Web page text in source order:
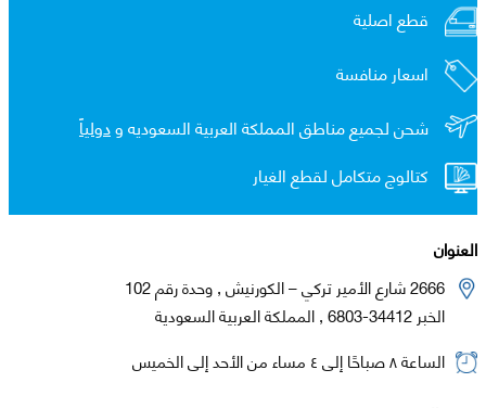
قطع اصلية
اسعار منافسة
شحن لجميع مناطق المملكة العربية السعوديه ودولياً
كتالوج متكامل لقطع الغيار
العنوان
2666 شارع الأمير تركي – الكورنيش , وحدة رقم 102
الخبر 34412-6803 , المملكة العربية السعودية
الساعة ٨ صباحًا إلى ٤ مساء من الأحد إلى الخميس